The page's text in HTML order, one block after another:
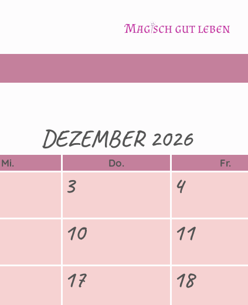
DEZEMBER 2026
Mi. Do. Fr.
3
4
10
11
17
18